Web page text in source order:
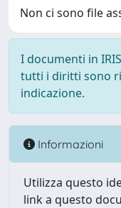
Non ci sono file
I documenti in
tutti i diritti sono
indicazione.
Informazioni
Utilizza questo
link a questo